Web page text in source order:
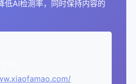
低AI检测率，同时保持内容的